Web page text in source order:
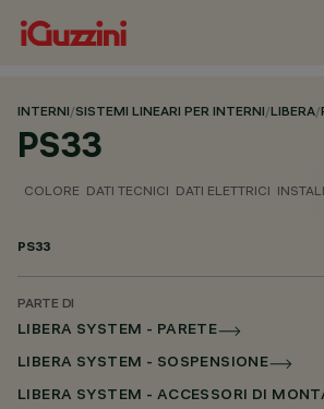
INTERNI/SISTEMI LINEARI PER INTERNI/LIBERA/
PS33
COLORE DATI TECNICI DATI ELETTRICI
PS33
PARTE DI
LIBERA SYSTEM - PARETE
LIBERA SYSTEM - SOSPENSIONE